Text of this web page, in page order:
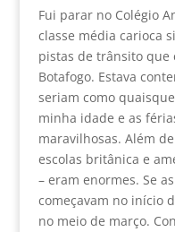
Fui parar no Colégio
classe média carioca
pistas de trânsito que
Botafogo. Estava
seriam como
minha idade e as
maravilhosas. Além
escolas britânica e
– eram enormes. Se
começavam no início
no meio de março.